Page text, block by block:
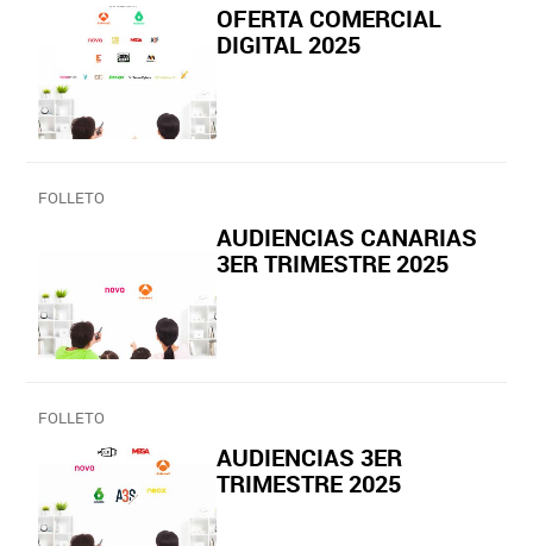
OFERTA COMERCIAL
DIGITAL 2025
FOLLETO
AUDIENCIAS CANARIAS
3ER TRIMESTRE 2025
FOLLETO
AUDIENCIAS 3ER
TRIMESTRE 2025